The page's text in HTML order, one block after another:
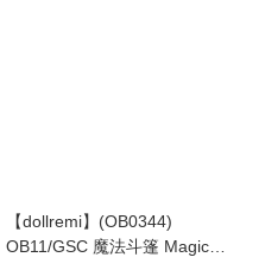
【dollremi】(OB0344)
OB11/GSC 魔法斗篷 Magic